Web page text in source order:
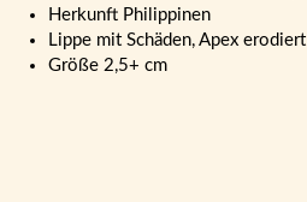
Herkunft Philippinen
Lippe mit Schäden, Apex erodiert
Größe 2,5+ cm